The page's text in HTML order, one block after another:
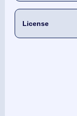
License